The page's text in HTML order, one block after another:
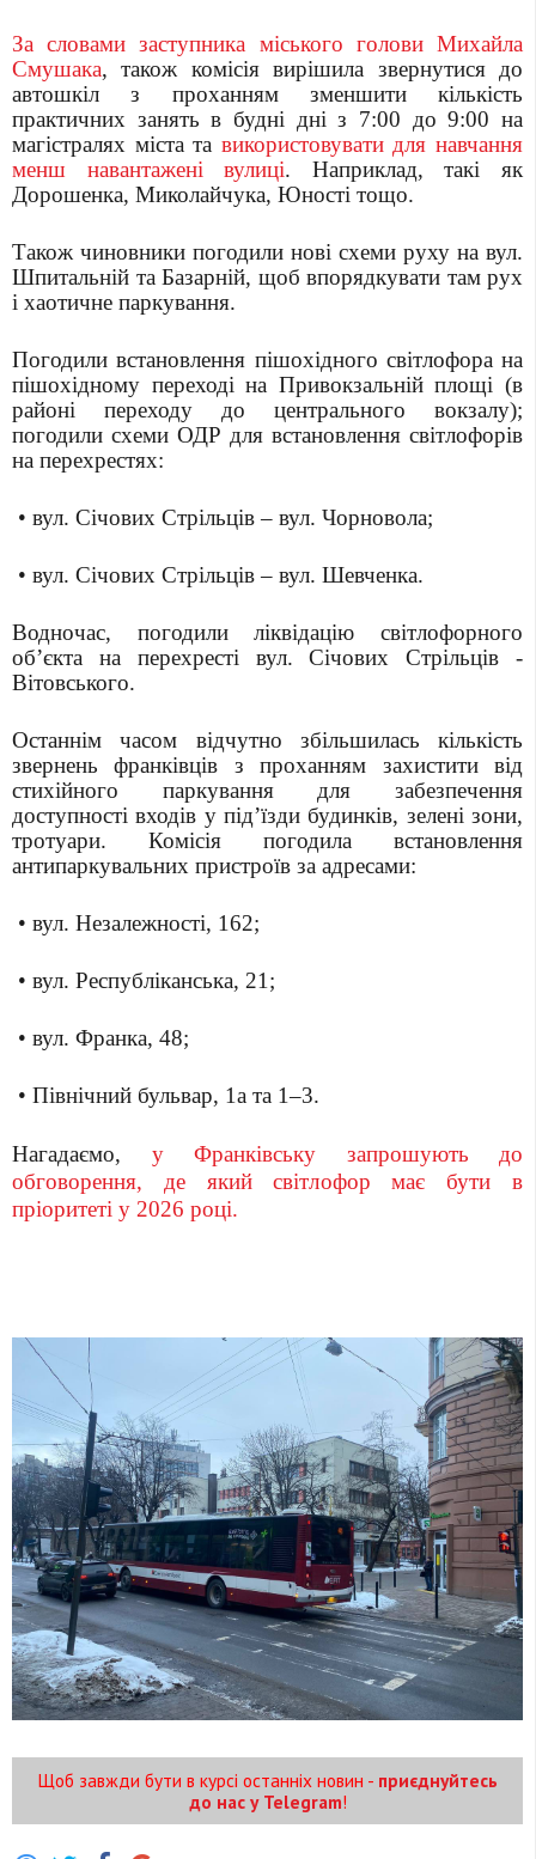
За словами заступника міського голови Михайла
Смушака, також комісія вирішила звернутися до
автошкіл з проханням зменшити кількість
практичних занять в будні дні з 7:00 до 9:00 на
магістралях міста та використовувати для навчання
менш навантажені вулиці. Наприклад, такі як
Дорошенка, Миколайчука, Юності тощо.
Також чиновники погодили нові схеми руху на вул.
Шпитальній та Базарній, щоб впорядкувати там рух
і хаотичне паркування.
Погодили встановлення пішохідного світлофора на
пішохідному переході на Привокзальній площі (в
районі переходу до центрального вокзалу);
погодили схеми ОДР для встановлення світлофорів
на перехрестях:
• вул. Січових Стрільців – вул. Чорновола;
• вул. Січових Стрільців – вул. Шевченка.
Водночас, погодили ліквідацію світлофорного
об’єкта на перехресті вул. Січових Стрільців -
Вітовського.
Останнім часом відчутно збільшилась кількість
звернень франківців з проханням захистити від
стихійного паркування для забезпечення
доступності входів у підʼїзди будинків, зелені зони,
тротуари. Комісія погодила встановлення
антипаркувальних пристроїв за адресами:
• вул. Незалежності, 162;
• вул. Республіканська, 21;
• вул. Франка, 48;
• Північний бульвар, 1а та 1–3.
Нагадаємо, у Франківську запрошують до
обговорення, де який світлофор має бути в
пріоритеті у 2026 році.
Щоб завжди бути в курсі останніх новин - приєднуйтесь
до нас у Telegram!